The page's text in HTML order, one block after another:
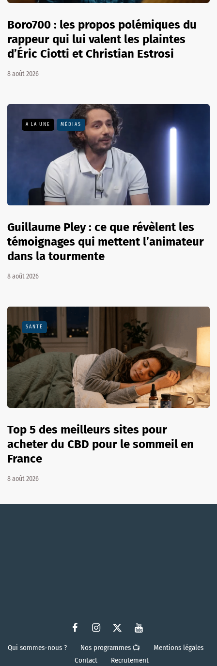
Boro700 : les propos polémiques du
rappeur qui lui valent les plaintes
d’Éric Ciotti et Christian Estrosi
8 août 2026
A LA UNE MÉDIAS
Guillaume Pley : ce que révèlent les
témoignages qui mettent l’animateur
dans la tourmente
8 août 2026
SANTÉ
Top 5 des meilleurs sites pour
acheter du CBD pour le sommeil en
France
8 août 2026
Qui sommes-nous ? Nos programmes 📺
Mentions légales
Contact
Recrutement